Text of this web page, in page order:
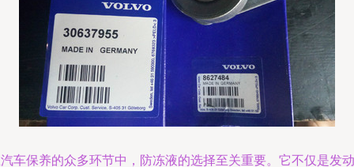
车保养的众多环节中，防冻液的选择至关重要。它不仅是发动